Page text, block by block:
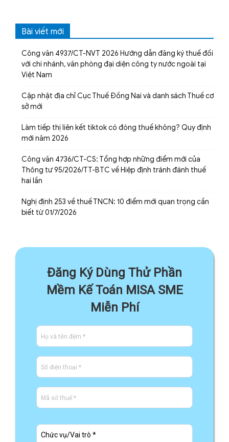
Bài viết mới
Công văn 4937/CT-NVT 2026 Hướng dẫn đăng ký thuế đối
với chi nhánh, văn phòng đại diện công ty nước ngoài tại
Việt Nam
Cập nhật địa chỉ Cục Thuế Đồng Nai và danh sách Thuế cơ
sở mới
Làm tiếp thị liên kết tiktok có đóng thuế không? Quy định
mới năm 2026
Công văn 4736/CT-CS: Tổng hợp những điểm mới của
Thông tư 95/2026/TT-BTC về Hiệp định tránh đánh thuế
hai lần
Nghị định 253 về thuế TNCN: 10 điểm mới quan trọng cần
biết từ 01/7/2026
Đăng Ký Dùng Thử Phần
Mềm Kế Toán MISA SME
Miễn Phí